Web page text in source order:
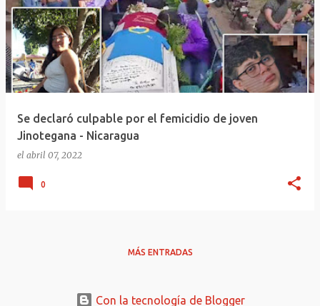
Se declaró culpable por el femicidio de joven
Jinotegana - Nicaragua
el abril 07, 2022
0
MÁS ENTRADAS
Con la tecnología de Blogger